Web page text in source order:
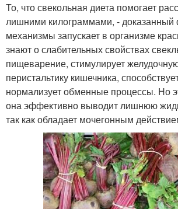
То, что свекольная диета помогает
лишними килограммами, - доказанный
механизмы запускает в организме
знают о слабительных свойствах
пищеварение, стимулирует
перистальтику кишечника,
нормализует обменные процессы. Но
она эффективно выводит лишнюю
так как обладает мочегонным